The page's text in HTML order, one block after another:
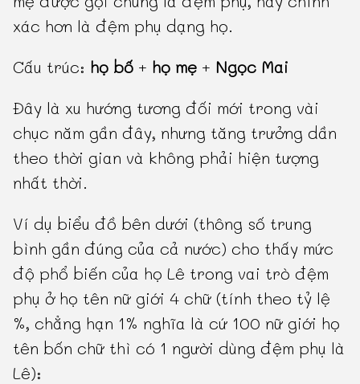
xác hơn là đệm phụ dạng họ.
Cấu trúc: họ bố + họ mẹ + Ngọc Mai
Đây là xu hướng tương đối mới trong vài
chục năm gần đây, nhưng tăng trưởng dần
theo thời gian và không phải hiện tượng
nhất thời.
Ví dụ biểu đồ bên dưới (thông số trung
bình gần đúng của cả nước) cho thấy mức
độ phổ biến của họ Lê trong vai trò đệm
phụ ở họ tên nữ giới 4 chữ (tính theo tỷ lệ
%, chẳng hạn 1% nghĩa là cứ 100 nữ giới họ
tên bốn chữ thì có 1 người dùng đệm phụ là
Lê):